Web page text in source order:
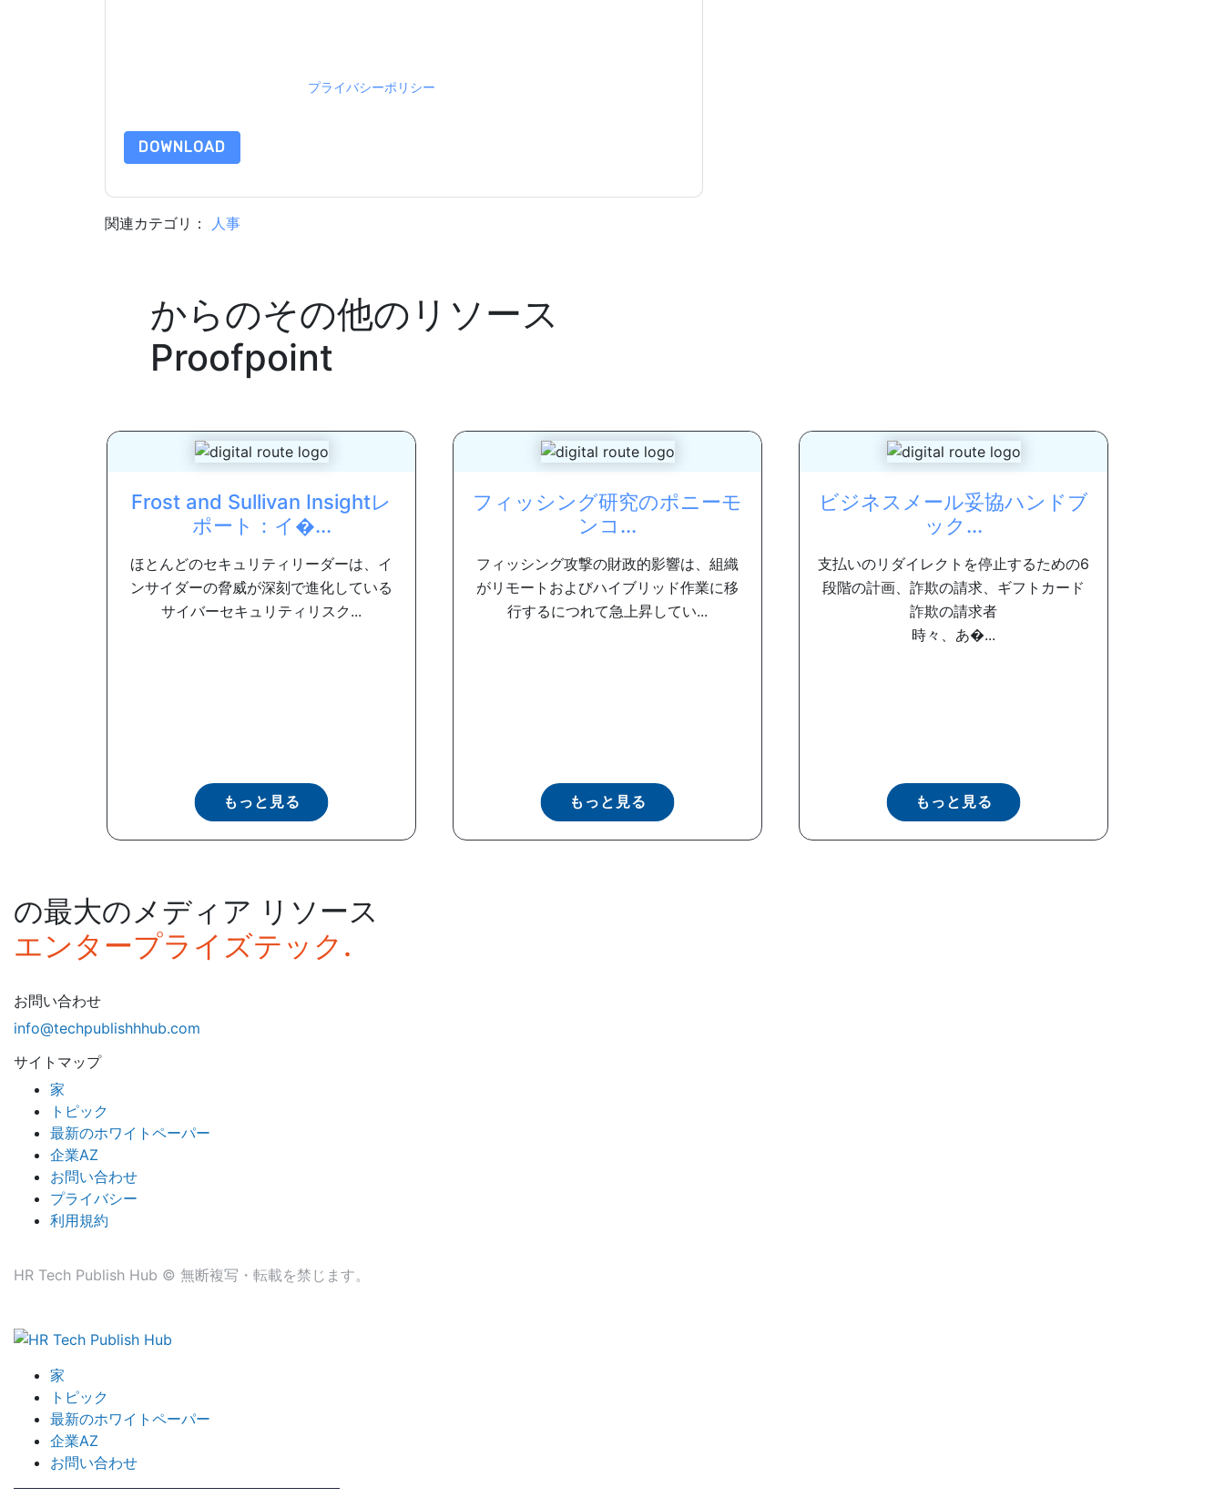
プライバシーポリシー
DOWNLOAD
関連カテゴリ： 人事
からのその他のリソース
Proofpoint
Frost and Sullivan Insightレ
ポート：イ�...
ほとんどのセキュリティリーダーは、イ
ンサイダーの脅威が深刻で進化している
サイバーセキュリティリスク...
もっと見る
フィッシング研究のポニーモ
ンコ...
フィッシング攻撃の財政的影響は、組織
がリモートおよびハイブリッド作業に移
行するにつれて急上昇してい...
もっと見る
ビジネスメール妥協ハンドブ
ック...
支払いのリダイレクトを停止するための6
段階の計画、詐欺の請求、ギフトカード
詐欺の請求者
時々、あ�...
もっと見る
の最大のメディア リソース
エンタープライズテック.
お問い合わせ
info@techpublishhhub.com
サイトマップ
家
トピック
最新のホワイトペーパー
企業AZ
お問い合わせ
プライバシー
利用規約
HR Tech Publish Hub © 無断複写・転載を禁じます。
家
トピック
最新のホワイトペーパー
企業AZ
お問い合わせ